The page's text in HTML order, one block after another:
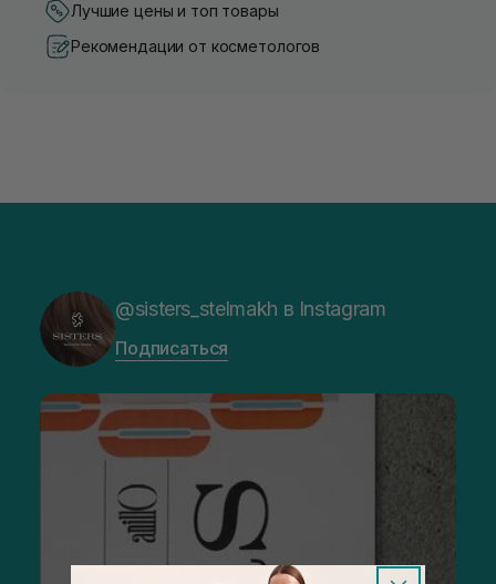
Лучшие цены и топ товары
Рекомендации от косметологов
@sisters_stelmakh в Instagram
Подписаться